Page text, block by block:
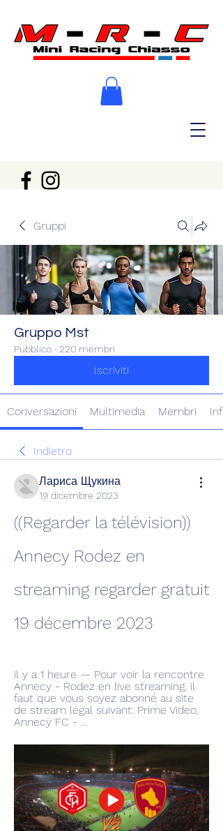
Gruppi
Gruppo Mst
Pubblico · 220 membri
Iscriviti
Conversazioni Multimedia Membri Info
Indietro
Лариса Щукина
19 dicembre 2023
((Regarder la télévision))
Annecy Rodez en
streaming regarder gratuit
19 décembre 2023
il y a 1 heure — Pour voir la rencontre
Annecy - Rodez en live streaming, il
faut que vous soyez abonné au site
de stream légal suivant: Prime Video.
Annecy FC - ...